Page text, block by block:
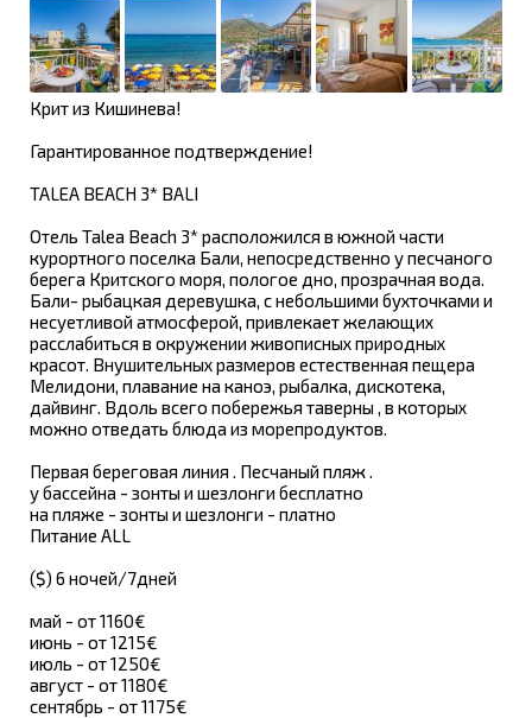
Крит из Кишинева!
Гарантированное подтверждение!
TALEA BEACH 3* BALI
Отель Talea Beach 3* расположился в южной части
курортного поселка Бали, непосредственно у песчаного
берега Критского моря, пологое дно, прозрачная вода.
Бали- рыбацкая деревушка, с небольшими бухточками и
несуетливой атмосферой, привлекает желающих
расслабиться в окружении живописных природных
красот. Внушительных размеров естественная пещера
Мелидони, плавание на каноэ, рыбалка, дискотека,
дайвинг. Вдоль всего побережья таверны , в которых
можно отведать блюда из морепродуктов.
Первая береговая линия . Песчаный пляж .
у бассейна - зонты и шезлонги бесплатно
на пляже - зонты и шезлонги - платно
Питание ALL
($) 6 ночей/7дней
май - от 1160€
июнь - от 1215€
июль - от 1250€
август - от 1180€
сентябрь - от 1175€